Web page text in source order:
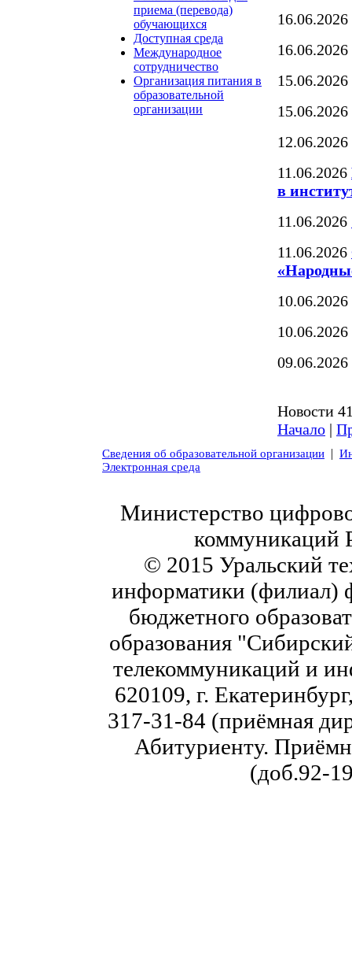
приема (перевода)
обучающихся
Доступная среда
Международное
сотрудничество
Организация питания в
образовательной
организации
16.06.2026
16.06.2026
15.06.2026
15.06.2026
12.06.2026
11.06.2026
в
11.06.2026
11.06.2026
10.06.2026
10.06.2026
09.06.2026
Новости
Начало |
Сведения об образовательной организации |
Электронная среда
Министерство
коммуникаций
© 2015 Уральский
информатики (филиал)
бюджетного
образования
телекоммуникаций и
620109, г.
317-31-84 (приёмная
Абитуриенту.
(доб.92-